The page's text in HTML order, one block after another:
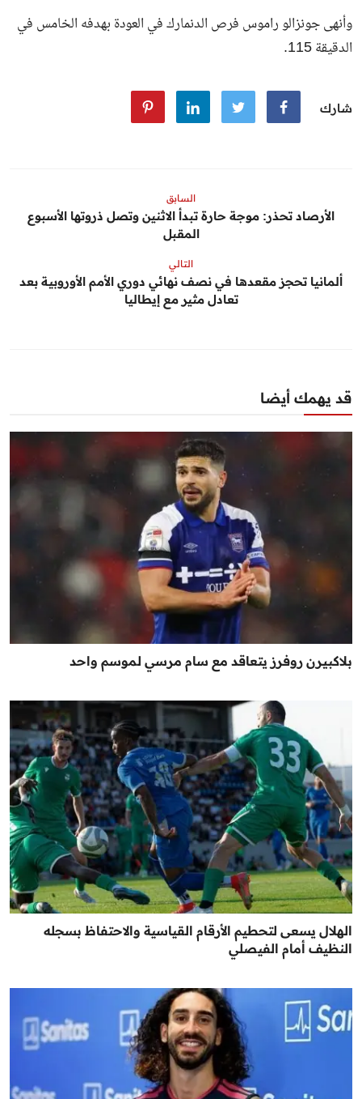
وأنهى جونزالو راموس فرص الدنمارك في العودة بهدفه الخامس في
الدقيقة 115.
شارك
السابق
الأرصاد تحذر: موجة حارة تبدأ الاثنين وتصل ذروتها الأسبوع
المقبل
التالي
ألمانيا تحجز مقعدها في نصف نهائي دوري الأمم الأوروبية بعد
تعادل مثير مع إيطاليا
قد يهمك أيضا
بلاكبيرن روفرز يتعاقد مع سام مرسي لموسم واحد
الهلال يسعى لتحطيم الأرقام القياسية والاحتفاظ بسجله
النظيف أمام الفيصلي